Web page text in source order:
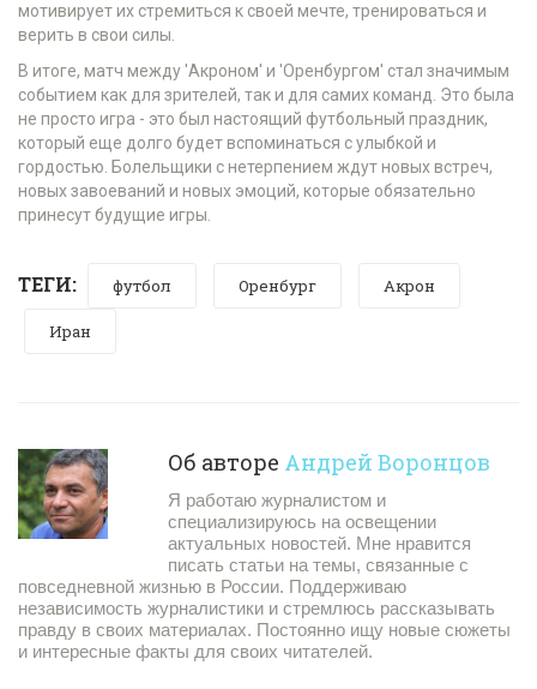
мотивирует их стремиться к своей мечте, тренироваться и
верить в свои силы.
В итоге, матч между 'Акроном' и 'Оренбургом' стал значимым
событием как для зрителей, так и для самих команд. Это была
не просто игра - это был настоящий футбольный праздник,
который еще долго будет вспоминаться с улыбкой и
гордостью. Болельщики с нетерпением ждут новых встреч,
новых завоеваний и новых эмоций, которые обязательно
принесут будущие игры.
ТЕГИ: футбол Оренбург Акрон
Иран
Об авторе Андрей Воронцов
Я работаю журналистом и
специализируюсь на освещении
актуальных новостей. Мне нравится
писать статьи на темы, связанные с
повседневной жизнью в России. Поддерживаю
независимость журналистики и стремлюсь рассказывать
правду в своих материалах. Постоянно ищу новые сюжеты
и интересные факты для своих читателей.